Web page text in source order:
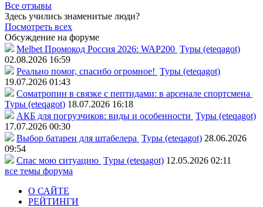
Все отзывы
Здесь учились знаменитые люди?
Посмотреть всех
Обсуждение на форуме
Melbet Промокод Россия 2026: WAP200 Туры (eteqagot)
02.08.2026 16:59
Реально помог, спасибо огромное! Туры (eteqagot)
19.07.2026 01:43
Соматропин в связке с пептидами: в арсенале спортсмена
Туры (eteqagot) 18.07.2026 16:18
АКБ для погрузчиков: виды и особенности Туры (eteqagot)
17.07.2026 00:30
Выбор батареи для штабелера Туры (eteqagot) 28.06.2026
09:54
Спас мою ситуацию Туры (eteqagot) 12.05.2026 02:11
все темы форума
О САЙТЕ
РЕЙТИНГИ